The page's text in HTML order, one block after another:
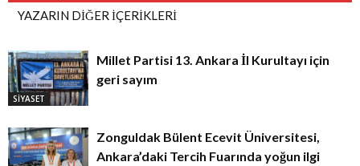
YAZARIN DİĞER İÇERİKLERİ
SİYASET
Millet Partisi 13. Ankara İl Kurultayı için
geri sayım
Zonguldak Bülent Ecevit Üniversitesi,
Ankara’daki Tercih Fuarında yoğun ilgi